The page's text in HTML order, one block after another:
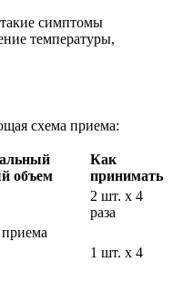
симптомы
температуры,
схема приема:
объем
Как
принимать
2 шт. х 4
раза
1 шт. х 4